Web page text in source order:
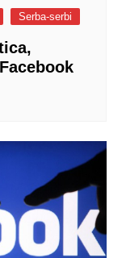
Serba-serbi